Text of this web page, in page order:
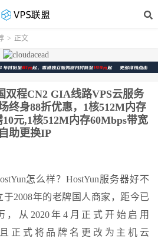
> 正文
双程CN2 GIA线路VPS云服务
终身88折优惠，1核512M内存
元,1核512M内存60Mbps带宽
助更换IP
怎么样？HostYun服务器好不
于2008年的老牌国人商家，距今已
，从2020年4月正式开始启用
且正式将品牌名更改为主机云